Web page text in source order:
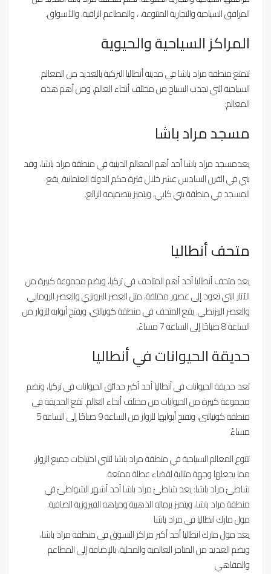
المرافق السياحية والتجارية المتنوعة، ، والمطاعم الراقية، والأسواق.
المراكز السياحية والحيوية
تتمتع منطقة مراد باشا في مدينة أنطاليا التركية بالعديد من المعالم
السياحية التي تجذب السياح من مختلف أنحاء العالم، ومن أهم هذه
المعالم:
مسجد مراد باشا
يعدمسجد مراد باشا أحد أهم المعالم الدينية في منطقة مراد باشا، وقد
بني في القرن السادس عشر خلال فترة حكم الدولة العثمانية. يقع
المسجد في منطقة يني كابي، ويتميز بتصميمه الرائع.
متحف أنطاليا
يعد متحف أنطاليا أحد أهم المتاحف في تركيا، ويضم مجموعة كبيرة من
الآثار التي تعود إلى عصور مختلفة، مثل العصر البرونزي والعصر الروماني
والعصر البيزنطي. يقع المتحف في منطقة كونيالتي، ويفتح أبوابه للزوار من
الساعة 8 صباحًا إلى الساعة 7 مساءً.
حديقة الحيوانات في أنطاليا
تعد حديقة الحيوانات في أنطاليا أحد أكبر حدائق الحيوانات في تركيا، وتضم
مجموعة كبيرة من الحيوانات من مختلف أنحاء العالم. تقع الحديقة في
منطقة كونيالتي، وتفتح أبوابها للزوار من الساعة 9 صباحًا إلى الساعة 5
مساءً
تتنوع المعالم السياحية في منطقة مراد باشا لتلبي احتياجات جميع الزوار،
مما يجعلها وجهة مثالية لقضاء عطلة ممتعة.
شاطئ مراد باشا: يعد شاطئ مراد باشا أحد أشهر الشواطئ في
منطقة مراد باشا، ويتميز برماله الذهبية ومياهه الفيروزية الصافية.
مول مارك انطاليا في مراد باشا
يعد مول مارك انطاليا أحد أكبر مراكز التسوق في منطقة مراد باشا،
ويضم العديد من المتاجر العالمية والمحلية، بالإضافة إلى المطاعم
والمقاهي